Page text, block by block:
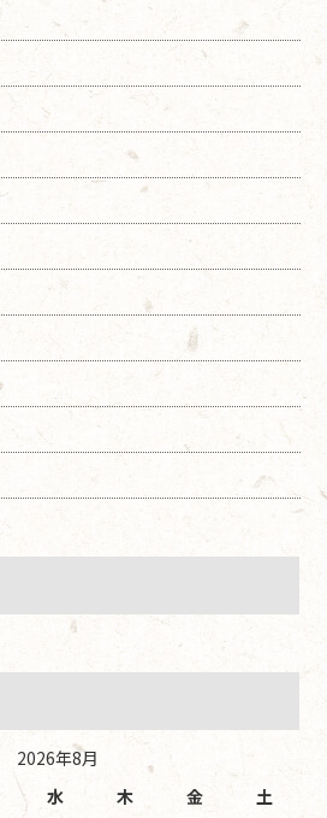
2026年8月
水 木 金
土